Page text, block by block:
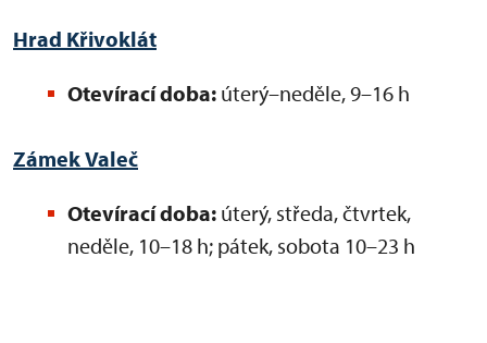
Hrad Křivoklát
Otevírací doba: úterý–neděle, 9–16 h
ZámekValeč
Otevírací doba: úterý, středa, čtvrtek,
neděle, 10–18 h; pátek, sobota 10–23 h